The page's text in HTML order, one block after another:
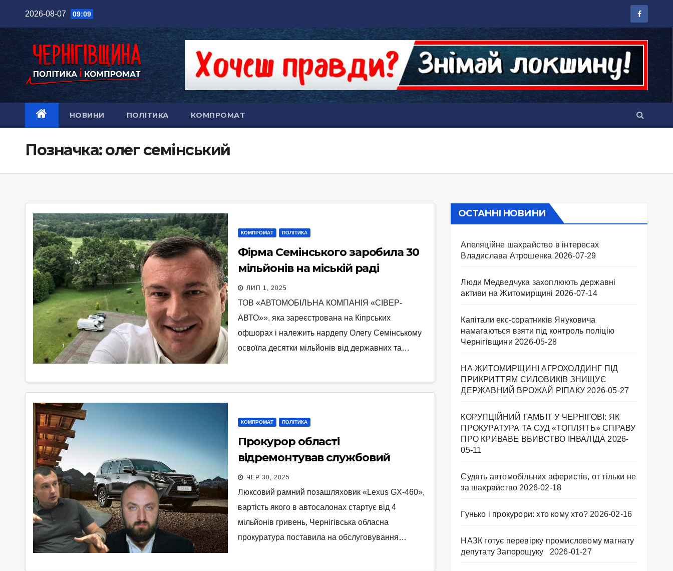
2026-08-07 09:09
НОВИНИ ПОЛІТИКА КОМПРОМАТ
Позначка:олег семінський
КОМПРОМАТ ПОЛІТИКА
Фірма Семінського заробила 30
мільйонів на міській раді
Чернігова та Чернігівській ОДА
ЛИП 1, 2025
ТОВ «АВТОМОБІЛЬНА КОМПАНІЯ «СІВЕР-
АВТО»», яка зареєстрована на Кіпрських
офшорах і належить нардепу Олегу Семінському
освоїла десятки мільйонів від державних та…
КОМПРОМАТ ПОЛІТИКА
Прокурор області
відремонтував службовий
«Lexus» у Семінського
ЧЕР 30, 2025
Люксовий рамний позашляховик «Lexus GX-460»,
вартість якого в автосалонах стартує від 4
мільйонів гривень, Чернігівська обласна
прокуратура поставила на обслуговування…
ОСТАННІ НОВИНИ
Апеляційне шахрайство в інтересах
Владислава Атрошенка 2026-07-29
Люди Медведчука захоплюють державні
активи на Житомирщині 2026-07-14
Капітали екс-соратників Януковича
намагаються взяти під контроль поліцію
Чернігівщини 2026-05-28
НА ЖИТОМИРЩИНІ АГРОХОЛДИНГ ПІД
ПРИКРИТТЯМ СИЛОВИКІВ ЗНИЩУЄ
ДЕРЖАВНИЙ ВРОЖАЙ РІПАКУ ​ 2026-05-27
КОРУПЦІЙНИЙ ГАМБІТ У ЧЕРНІГОВІ: ЯК
ПРОКУРАТУРА ТА СУД «ТОПЛЯТЬ» СПРАВУ
ПРО КРИВАВЕ ВБИВСТВО ІНВАЛІДА 2026-
05-11
Судять автомобільних аферистів, от тільки не
за шахрайство 2026-02-18
Гунько і прокурори: хто кому хто? 2026-02-16
НАЗК готує перевірку промисловому магнату
депутату Запорощуку
2026-01-27